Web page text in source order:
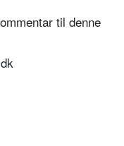
til denne